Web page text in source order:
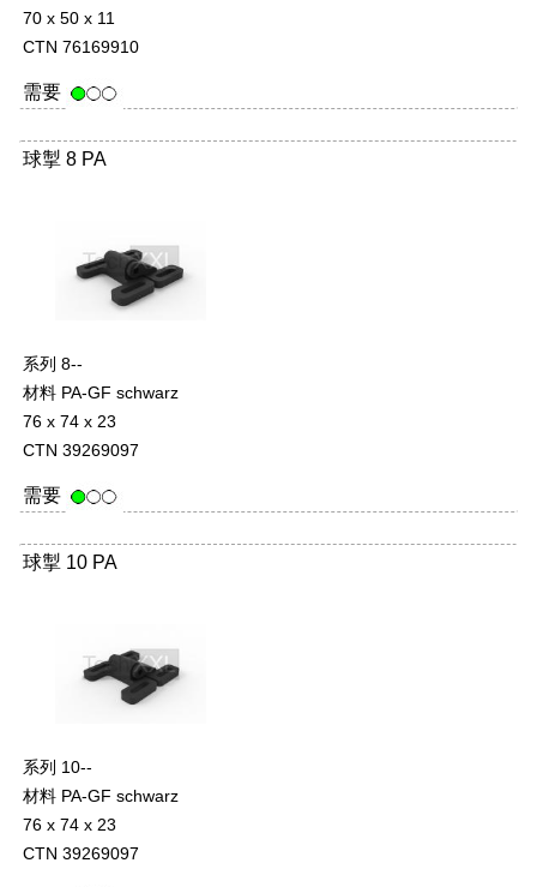
70 x 50 x 11
CTN 76169910
需要
球掣 8 PA
系列 8--
材料 PA-GF schwarz
76 x 74 x 23
CTN 39269097
需要
球掣 10 PA
系列 10--
材料 PA-GF schwarz
76 x 74 x 23
CTN 39269097